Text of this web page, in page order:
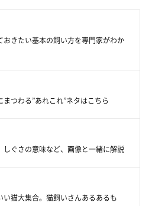
きたい基本の飼い方を専門家がわか
つわる”あれこれ”ネタはこちら
ぐさの意味など、画像と一緒に解説
猫大集合。猫飼いさんあるあるも